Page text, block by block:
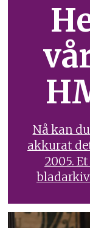
Nå kan
akkurat
2005.